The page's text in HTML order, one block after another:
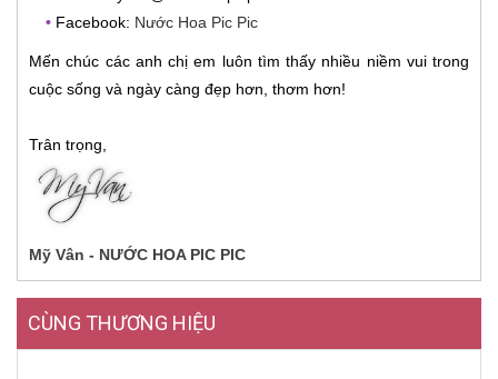
• Facebook: Nước Hoa Pic Pic
Mến chúc các anh chị em luôn tìm thấy nhiều niềm vui trong
cuộc sống và ngày càng đẹp hơn, thơm hơn!
Trân trọng,
Mỹ Vân - NƯỚC HOA PIC PIC
CÙNG THƯƠNG HIỆU